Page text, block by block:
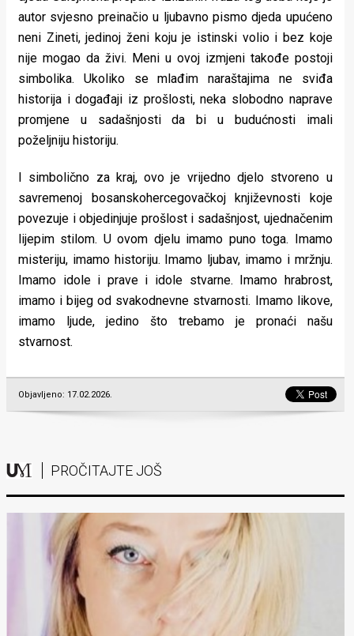
autor svjesno preinačio u ljubavno pismo djeda upućeno
neni Zineti, jedinoj ženi koju je istinski volio i bez koje
nije mogao da živi. Meni u ovoj izmjeni takođe postoji
simbolika. Ukoliko se mlađim naraštajima ne sviđa
historija i događaji iz prošlosti, neka slobodno naprave
promjene u sadašnjosti da bi u budućnosti imali
poželjniju historiju.
I simbolično za kraj, ovo je vrijedno djelo stvoreno u
savremenoj bosanskohercegovačkoj književnosti koje
povezuje i objedinjuje prošlost i sadašnjost, ujednačenim
lijepim stilom. U ovom djelu imamo puno toga. Imamo
misteriju, imamo historiju. Imamo ljubav, imamo i mržnju.
Imamo idole i prave i idole stvarne. Imamo hrabrost,
imamo i bijeg od svakodnevne stvarnosti. Imamo likove,
imamo ljude, jedino što trebamo je pronaći našu
stvarnost.
Objavljeno: 17.02.2026.
PROČITAJTE JOŠ